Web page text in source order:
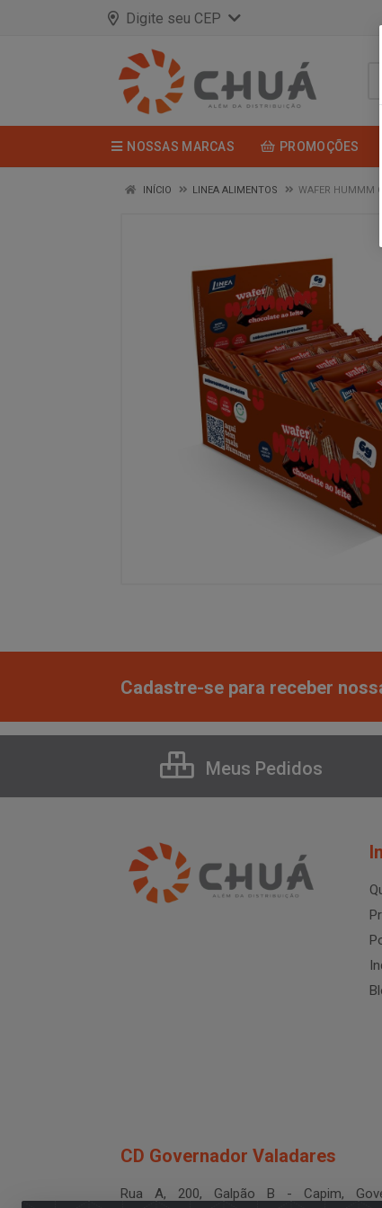
Digite seu CEP
NOSSAS MARCAS PROMOÇÕES
INÍCIO LINEA ALIMENTOS WAFER HUMMM
Cadastre-se para receber
Meus Pedidos
CD Governador Valadares
Rua A, 200, Galpão B - Capim,